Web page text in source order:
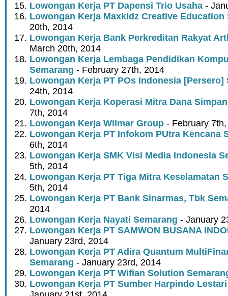
Lowongan Kerja PT Dapensi Trio Usaha -
Lowongan Kerja Maxkidz Creative Education
20th, 2014
Lowongan Kerja Bank Perkreditan Rakyat
March 20th, 2014
Lowongan Kerja Lembaga Pendidikan
Semarang - February 27th, 2014
Lowongan Kerja PT POs Indonesia [Persero]
24th, 2014
Lowongan Kerja Koperasi Mitra Dana
7th, 2014
Lowongan Kerja Wilmar Group - February
Lowongan Kerja PT Infokom PUtra Kencana
6th, 2014
Lowongan Kerja SMK Visi Media Indonesia
5th, 2014
Lowongan Kerja PT Tiga Mitra Keselamatan
5th, 2014
Lowongan Kerja PT Bank Sinarmas, Tbk
2014
Lowongan Kerja Nayati Semarang - January
Lowongan Kerja PT SAMWON BUSANA
January 23rd, 2014
Lowongan Kerja PT Adira Quantum
Semarang - January 23rd, 2014
Lowongan Kerja PT Wifian Solution
Lowongan Kerja PT Sumber Harpindo